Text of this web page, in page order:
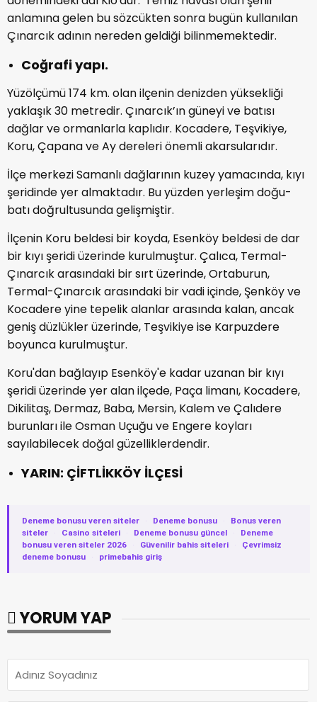
anlamına gelen bu sözcükten sonra bugün kullanılan
Çınarcık adının nereden geldiği bilinmemektedir.
Coğrafi yapı.
Yüzölçümü 174 km. olan ilçenin denizden yüksekliği
yaklaşık 30 metredir. Çınarcık’ın güneyi ve batısı
dağlar ve ormanlarla kaplıdır. Kocadere, Teşvikiye,
Koru, Çapana ve Ay dereleri önemli akarsularıdır.
İlçe merkezi Samanlı dağlarının kuzey yamacında, kıyı
şeridinde yer almaktadır. Bu yüzden yerleşim doğu-
batı doğrultusunda gelişmiştir.
İlçenin Koru beldesi bir koyda, Esenköy beldesi de dar
bir kıyı şeridi üzerinde kurulmuştur. Çalıca, Termal-
Çınarcık arasındaki bir sırt üzerinde, Ortaburun,
Termal-Çınarcık arasındaki bir vadi içinde, Şenköy ve
Kocadere yine tepelik alanlar arasında kalan, ancak
geniş düzlükler üzerinde, Teşvikiye ise Karpuzdere
boyunca kurulmuştur.
Koru'dan bağlayıp Esenköy'e kadar uzanan bir kıyı
şeridi üzerinde yer alan ilçede, Paça limanı, Kocadere,
Dikilitaş, Dermaz, Baba, Mersin, Kalem ve Çalıdere
burunları ile Osman Uçuğu ve Engere koyları
sayılabilecek doğal güzelliklerdendir.
YARIN: ÇİFTLİKKÖY İLÇESİ
Deneme bonusu veren siteler · Deneme bonusu ·
Bonus veren
siteler
· Casino siteleri · Deneme bonusu güncel ·
Deneme
bonusu veren siteler 2026
· Güvenilir bahis siteleri ·
Çevrimsiz
deneme bonusu
· primebahis giriş
YORUM YAP